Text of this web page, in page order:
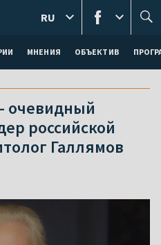
МНЕНИЯ ОБЪЕКТИВ
RU
очевидный
российской
Галлямов